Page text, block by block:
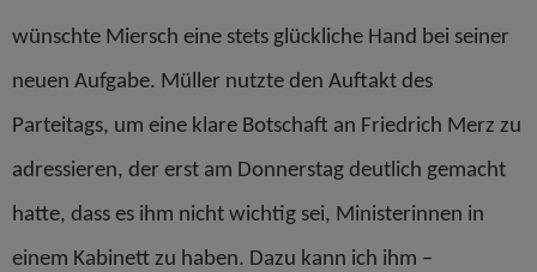
wünschte Miersch eine stets glückliche Hand bei seiner
neuen Aufgabe. Müller nutzte den Auftakt des
Parteitags, um eine klare Botschaft an Friedrich Merz zu
adressieren, der erst am Donnerstag deutlich gemacht
hatte, dass es ihm nicht wichtig sei, Ministerinnen in
einem Kabinett zu haben. Dazu kann ich ihm –